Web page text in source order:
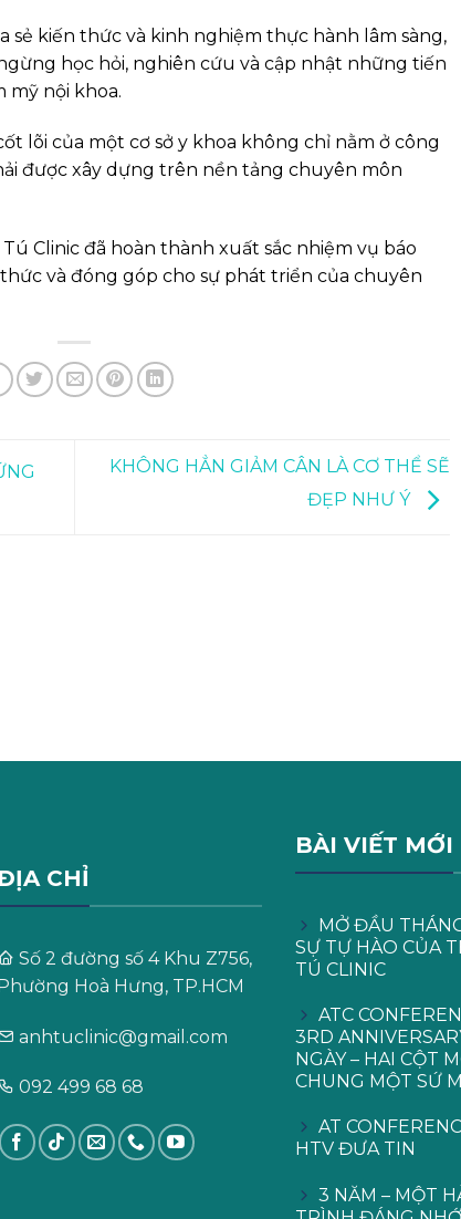
sẻ kiến thức và kinh nghiệm thực hành lâm sàng,
học hỏi, nghiên cứu và cập nhật những tiến
mỹ nội khoa.
lõi của một cơ sở y khoa không chỉ nằm ở công
được xây dựng trên nền tảng chuyên môn
Clinic đã hoàn thành xuất sắc nhiệm vụ báo
và đóng góp cho sự phát triển của chuyên
KHÔNG HẲN GIẢM CÂN LÀ CƠ THỂ SẼ
ĐẸP NHƯ Ý
CHỈ
Số 2 đường số 4 Khu Z756,
Hoà Hưng, TP.HCM
anhtuclinic@gmail.com
092 499 68 68
BÀI VIẾT MỚI
MỞ ĐẦU
SỰ TỰ HÀO CỦA
TÚ CLINIC
ATC
3RD
NGÀY – HAI CỘT
CHUNG MỘT SỨ
AT
HTV ĐƯA TIN
3 NĂM – MỘT